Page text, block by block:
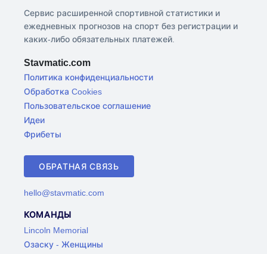
Сервис расширенной спортивной статистики и
ежедневных прогнозов на спорт без регистрации и
каких-либо обязательных платежей.
Stavmatic.com
Политика конфиденциальности
Обработка Cookies
Пользовательское соглашение
Идеи
Фрибеты
ОБРАТНАЯ СВЯЗЬ
hello@stavmatic.com
КОМАНДЫ
Lincoln Memorial
Озаску - Женщины